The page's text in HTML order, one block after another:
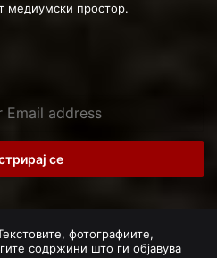
медиумски простор.
фотографиите,
содржини што ги објавува